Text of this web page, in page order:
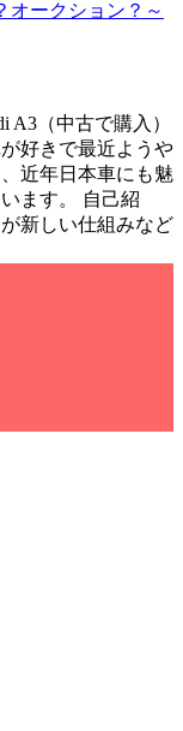
A3（中古で購入）
好きで最近ようや
近年日本車にも魅
ます。 自己紹
新しい仕組みなど